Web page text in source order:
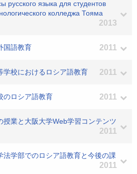
русского языка для студентов
колледжа Тояма
2013
国語教育 2011
学校におけるロシア語教育 2011
のロシア語教育 2011
授業と大阪大学Web学習コンテンツ
2011
法学部でのロシア語教育と今後の課
2011